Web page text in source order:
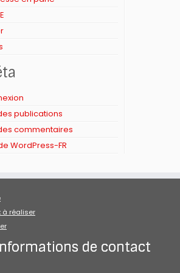
publications
commentaires
WordPress-FR
à réaliser
de contact